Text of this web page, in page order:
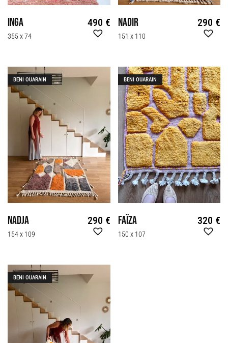
Inga 490 €
355 x 74
Nadir 290 €
151 x 110
BENI OUARAIN
Nadja 290 €
154 x 109
BENI OUARAIN
Faïza 320 €
150 x 107
BENI OUARAIN